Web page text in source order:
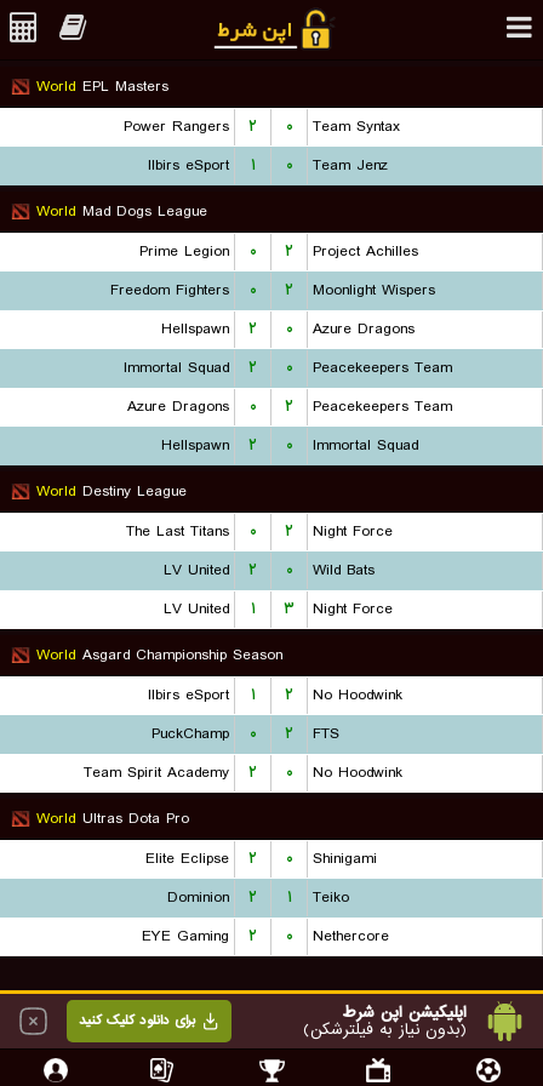
اپلیکیشن اپن شرط
(بدون نیاز به فیلترشکن) برای دانلود کلیک کنید
World EPL Masters
Power Rangers
۲ ۰
Team Syntax
Ilbirs eSport
۱ ۰
Team Jenz
World Mad Dogs League
Prime Legion
۰ ۲
Project Achilles
Freedom Fighters
۰ ۲
Moonlight Wispers
Hellspawn
۲ ۰
Azure Dragons
Immortal Squad
۲ ۰
Peacekeepers Team
Azure Dragons
۰ ۲
Peacekeepers Team
Hellspawn
۲ ۰
Immortal Squad
World Destiny League
The Last Titans
۰ ۲
Night Force
LV United
۲ ۰
Wild Bats
LV United
۱ ۳
Night Force
World Asgard Championship Season
Ilbirs eSport
۱ ۲
No Hoodwink
PuckChamp
۰ ۲
FTS
Team Spirit Academy
۲ ۰
No Hoodwink
World Ultras Dota Pro
Elite Eclipse
۲ ۰
Shinigami
Dominion
۲ ۱
Teiko
EYE Gaming
۲ ۰ Nethercore